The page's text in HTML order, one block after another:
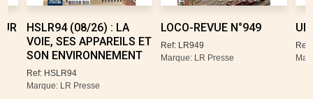
HSLR94 (08/26) : LA
VOIE, SES APPAREILS ET
SON ENVIRONNEMENT
Ref: HSLR94
Marque: LR Presse
LOCO-REVUE N°949
Ref: LR949
Marque: LR Presse